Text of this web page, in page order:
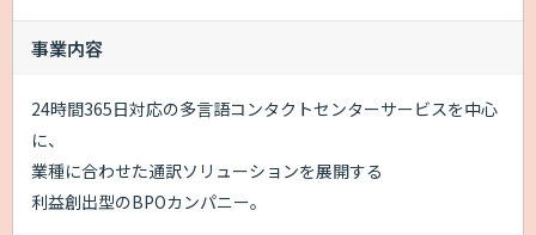
事業内容
24時間365日対応の多言語コンタクトセンターサービスを中心
に、
業種に合わせた通訳ソリューションを展開する
利益創出型のBPOカンパニー。